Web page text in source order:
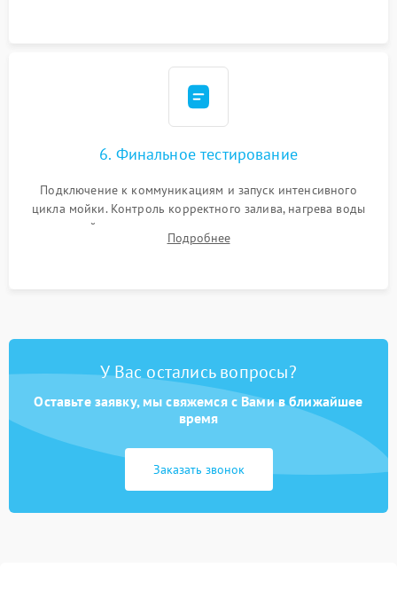
6. Финальное тестирование
Подключение к коммуникациям и запуск интенсивного
цикла мойки. Контроль корректного залива, нагрева воды
до нужной температуры, отсутствия посторонних шумов,
штатного слива и абсолютной сухости в поддоне.
Подробнее
У Вас остались вопросы?
Оставьте заявку, мы свяжемся с Вами в ближайшее
время
Заказать звонок